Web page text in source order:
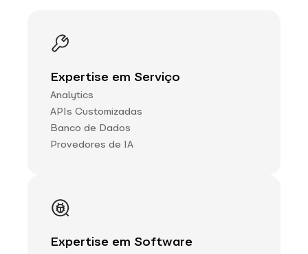
Expertise em Serviço
Analytics
APIs Customizadas
Banco de Dados
Provedores de IA
Expertise em Software